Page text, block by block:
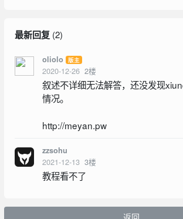
最新回复(2)
oliolo 版主
2020-12-26 2楼
叙述不详细无法解答，还没发现
情况。
http://meyan.pw
zzsohu
2021-12-13 3楼
教程看不了
返回